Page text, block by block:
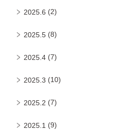
2025.6 (2)
2025.5 (8)
2025.4 (7)
2025.3 (10)
2025.2 (7)
2025.1 (9)